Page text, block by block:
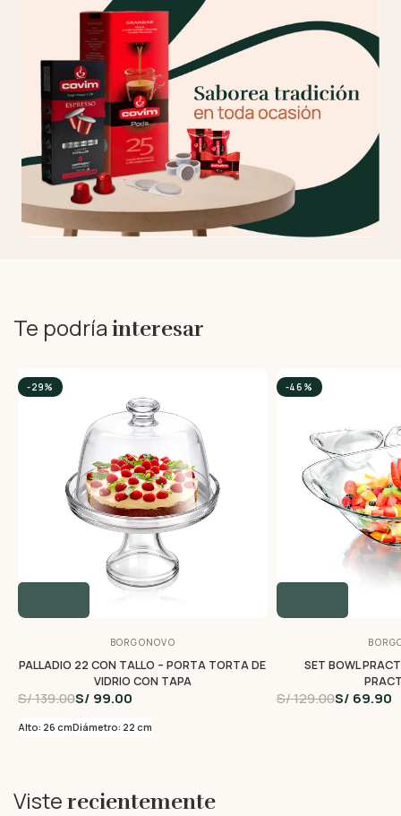
Te podría interesar
-29%
BORGONOVO
PALLADIO 22 CON TALLO – PORTA TORTA DE
VIDRIO CON TAPA
S/ 139.00S/ 99.00
Alto: 26 cmDiámetro: 22 cm
-46%
SET BOWL
S/ 129.00S/ 69.90
Viste recientemente